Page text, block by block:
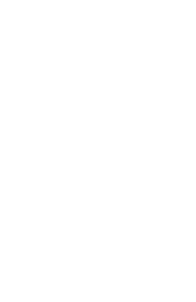
зубчатый AT10